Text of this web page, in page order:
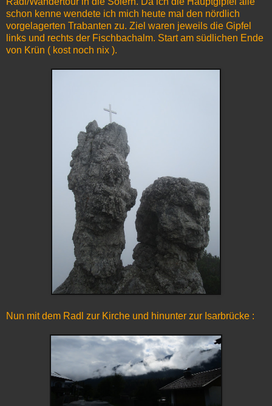
schon kenne wendete ich mich heute mal den nördlich
vorgelagerten Trabanten zu. Ziel waren jeweils die Gipfel
links und rechts der Fischbachalm. Start am südlichen Ende
von Krün ( kost noch nix ).
Nun mit dem Radl zur Kirche und hinunter zur Isarbrücke :